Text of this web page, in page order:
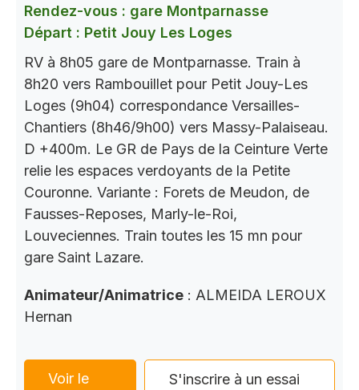
Rendez-vous : gare Montparnasse
Départ : Petit Jouy Les Loges
RV à 8h05 gare de Montparnasse. Train à
8h20 vers Rambouillet pour Petit Jouy-Les
Loges (9h04) correspondance Versailles-
Chantiers (8h46/9h00) vers Massy-Palaiseau.
D +400m. Le GR de Pays de la Ceinture Verte
relie les espaces verdoyants de la Petite
Couronne. Variante : Forets de Meudon, de
Fausses-Reposes, Marly-le-Roi,
Louveciennes. Train toutes les 15 mn pour
gare Saint Lazare.
Animateur/Animatrice : ALMEIDA LEROUX
Hernan
Voir le
S'inscrire à un essai